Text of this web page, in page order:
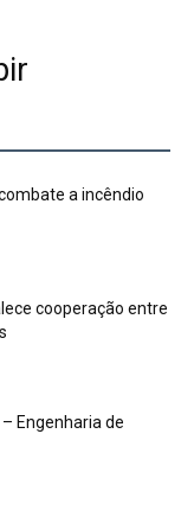
a incêndio
cooperação entre
Engenharia de